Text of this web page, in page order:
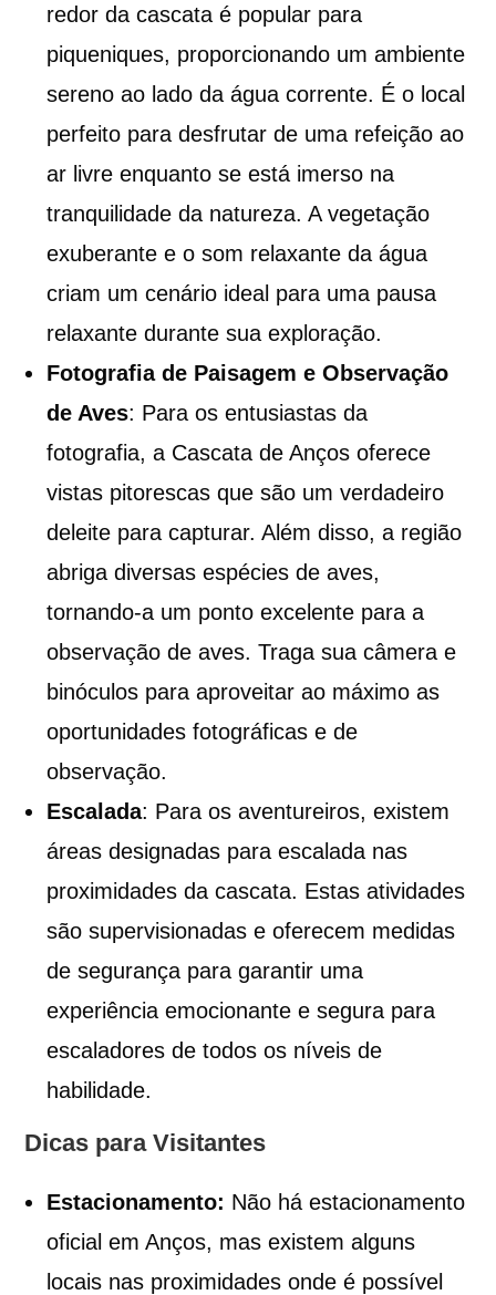
redor da cascata é popular para
piqueniques, proporcionando um ambiente
sereno ao lado da água corrente. É o local
perfeito para desfrutar de uma refeição ao
ar livre enquanto se está imerso na
tranquilidade da natureza. A vegetação
exuberante e o som relaxante da água
criam um cenário ideal para uma pausa
relaxante durante sua exploração.
Fotografia de Paisagem e Observação
de Aves: Para os entusiastas da
fotografia, a Cascata de Anços oferece
vistas pitorescas que são um verdadeiro
deleite para capturar. Além disso, a região
abriga diversas espécies de aves,
tornando-a um ponto excelente para a
observação de aves. Traga sua câmera e
binóculos para aproveitar ao máximo as
oportunidades fotográficas e de
observação.
Escalada: Para os aventureiros, existem
áreas designadas para escalada nas
proximidades da cascata. Estas atividades
são supervisionadas e oferecem medidas
de segurança para garantir uma
experiência emocionante e segura para
escaladores de todos os níveis de
habilidade.
Dicas para Visitantes
Estacionamento: Não há estacionamento
oficial em Anços, mas existem alguns
locais nas proximidades onde é possível